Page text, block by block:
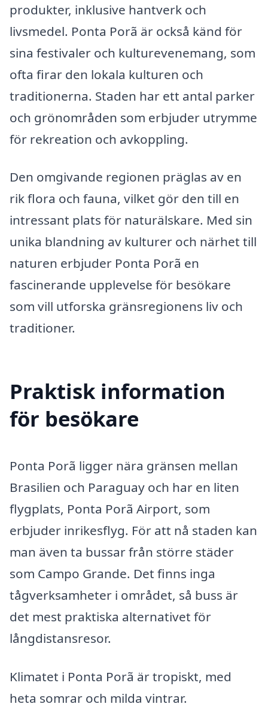
produkter, inklusive hantverk och
livsmedel. Ponta Porã är också känd för
sina festivaler och kulturevenemang, som
ofta firar den lokala kulturen och
traditionerna. Staden har ett antal parker
och grönområden som erbjuder utrymme
för rekreation och avkoppling.
Den omgivande regionen präglas av en
rik flora och fauna, vilket gör den till en
intressant plats för naturälskare. Med sin
unika blandning av kulturer och närhet till
naturen erbjuder Ponta Porã en
fascinerande upplevelse för besökare
som vill utforska gränsregionens liv och
traditioner.
Praktisk information
för besökare
Ponta Porã ligger nära gränsen mellan
Brasilien och Paraguay och har en liten
flygplats, Ponta Porã Airport, som
erbjuder inrikesflyg. För att nå staden kan
man även ta bussar från större städer
som Campo Grande. Det finns inga
tågverksamheter i området, så buss är
det mest praktiska alternativet för
långdistansresor.
Klimatet i Ponta Porã är tropiskt, med
heta somrar och milda vintrar.